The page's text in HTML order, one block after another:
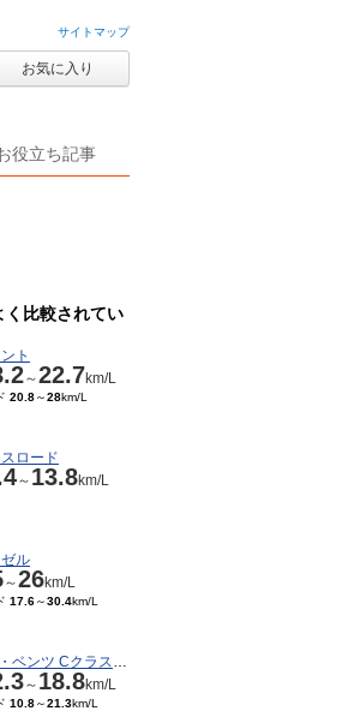
サイトマップ
お気に入り
役立ち記事
く比較されてい
ト
～22.7km/L
20.8～28km/L
ロード
～ 13.8km/L
ル
～26km/L
17.6～30.4km/L
メルセデス・ベンツ Cクラスワゴン
～ 18.8km/L
10.8～21.3km/L